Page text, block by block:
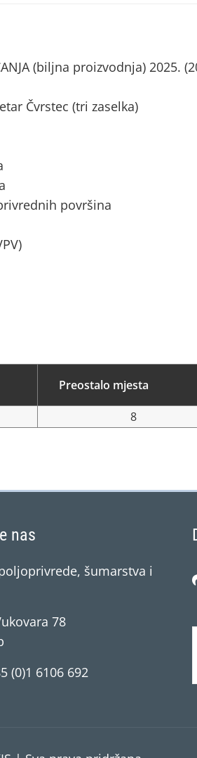
(biljna proizvodnja) 2025.
Čvrstec (tri zaselka)
površina
Preostalo mjesta
8
nas
šumarstva i
78
(0)1 6106 692